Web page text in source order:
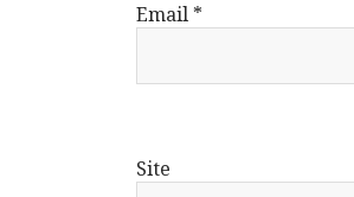
Email *
Site